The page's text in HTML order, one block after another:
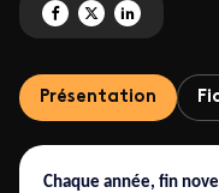
Partagez 'Illuminations
PartagezPartagez
Présentation
Chaque année, fin